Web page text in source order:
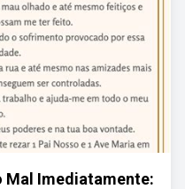
Mal Imediatamente: